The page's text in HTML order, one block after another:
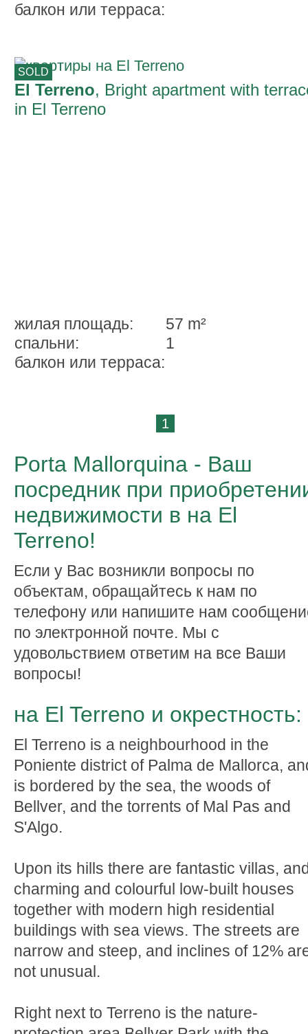
балкон или терраса:
SOLD
El Terreno, Bright apartment with
in El Terreno
жилая площадь:
57 m²
спальни:
1
балкон или терраса:
1
Porta Mallorquina - Ваш
посредник при
недвижимости в на El
Terreno!
Если у Вас возникли вопросы по
объектам, обращайтесь к нам по
телефону или напишите нам
по электронной почте. Мы с
удовольствием ответим на все Ваши
вопросы!
на El Terreno и окрестность:
El Terreno is a neighbourhood in the
Poniente district of Palma de Mallorca,
is bordered by the sea, the woods of
Bellver, and the torrents of Mal Pas and
S'Algo.
Upon its hills there are fantastic villas,
charming and colourful low-built houses
together with modern high residential
buildings with sea views. The streets are
narrow and steep, and inclines of 12%
not unusual.
Right next to Terreno is the nature-